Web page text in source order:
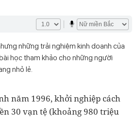
những trải nghiệm kinh doanh của
học tham khảo cho những người
nhỏ lẻ.
năm 1996, khởi nghiệp cách
30 vạn tệ (khoảng 980 triệu